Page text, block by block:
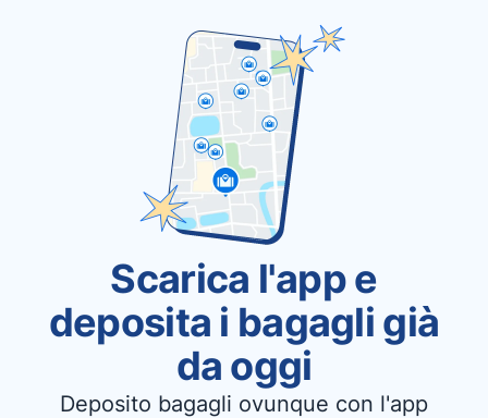
Scarica l'app e
deposita i bagagli già
da oggi
Deposito bagagli ovunque con l'app